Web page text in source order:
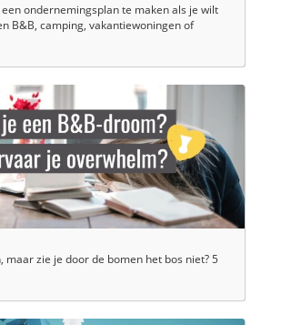
ondernemingsplan te maken als je wilt
B&B, camping, vakantiewoningen of
maar zie je door de bomen het bos niet? 5